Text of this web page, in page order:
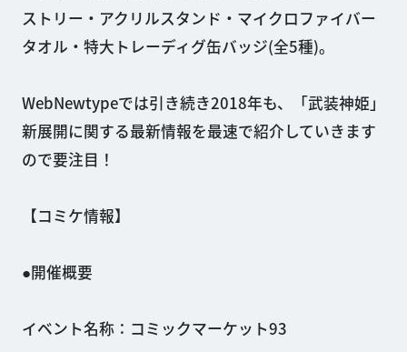
ストリー・アクリルスタンド・マイクロファイバー
タオル・特大トレーディグ缶バッジ(全5種)。
WebNewtypeでは引き続き2018年も、「武装神姫」
新展開に関する最新情報を最速で紹介していきます
ので要注目！
【コミケ情報】
●開催概要
イベント名称：コミックマーケット93